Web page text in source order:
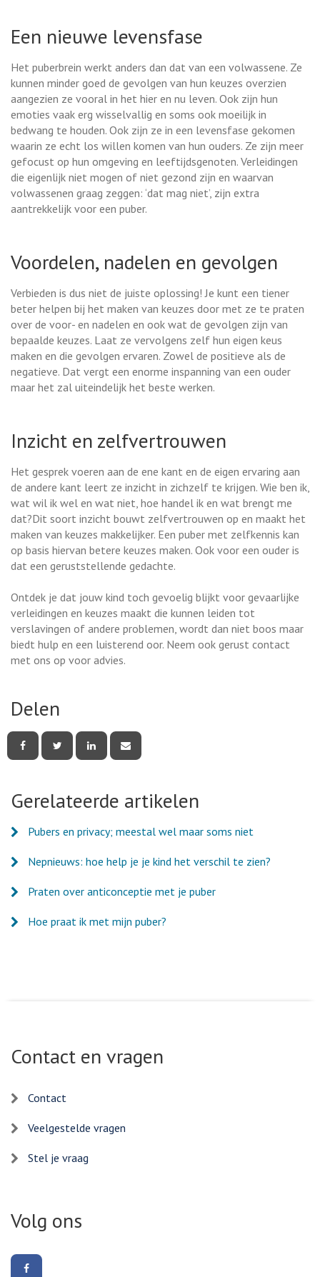
Een nieuwe levensfase
Het puberbrein werkt anders dan dat van een volwassene. Ze
kunnen minder goed de gevolgen van hun keuzes overzien
aangezien ze vooral in het hier en nu leven. Ook zijn hun
emoties vaak erg wisselvallig en soms ook moeilijk in
bedwang te houden. Ook zijn ze in een levensfase gekomen
waarin ze echt los willen komen van hun ouders. Ze zijn meer
gefocust op hun omgeving en leeftijdsgenoten. Verleidingen
die eigenlijk niet mogen of niet gezond zijn en waarvan
volwassenen graag zeggen: ‘dat mag niet’, zijn extra
aantrekkelijk voor een puber.
Voordelen, nadelen en gevolgen
Verbieden is dus niet de juiste oplossing! Je kunt een tiener
beter helpen bij het maken van keuzes door met ze te praten
over de voor- en nadelen en ook wat de gevolgen zijn van
bepaalde keuzes. Laat ze vervolgens zelf hun eigen keus
maken en die gevolgen ervaren. Zowel de positieve als de
negatieve. Dat vergt een enorme inspanning van een ouder
maar het zal uiteindelijk het beste werken.
Inzicht en zelfvertrouwen
Het gesprek voeren aan de ene kant en de eigen ervaring aan
de andere kant leert ze inzicht in zichzelf te krijgen. Wie ben ik,
wat wil ik wel en wat niet, hoe handel ik en wat brengt me
dat?Dit soort inzicht bouwt zelfvertrouwen op en maakt het
maken van keuzes makkelijker. Een puber met zelfkennis kan
op basis hiervan betere keuzes maken. Ook voor een ouder is
dat een geruststellende gedachte.
Ontdek je dat jouw kind toch gevoelig blijkt voor gevaarlijke
verleidingen en keuzes maakt die kunnen leiden tot
verslavingen of andere problemen, wordt dan niet boos maar
biedt hulp en een luisterend oor. Neem ook gerust contact
met ons op voor advies.
Delen
deze deze deze deze
mail
Gerelateerde artikelen
Pubers en privacy; meestal wel maar soms niet
Nepnieuws: hoe help je je kind het verschil te zien?
Praten over anticonceptie met je puber
Hoe praat ik met mijn puber?
Contact en vragen
Contact
Veelgestelde vragen
Stel je vraag
Volg ons